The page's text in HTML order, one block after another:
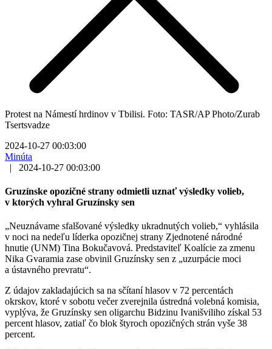
Protest na Námestí hrdinov v Tbilisi. Foto: TASR/AP Photo/Zurab
Tsertsvadze
2024-10-27 00:03:00
Minúta
|
2024-10-27 00:03:00
Gruzínske opozičné strany odmietli uznať výsledky volieb,
v ktorých vyhral Gruzínsky sen
„Neuznávame sfalšované výsledky ukradnutých volieb,“ vyhlásila
v noci na nedeľu líderka opozičnej strany Zjednotené národné
hnutie (UNM) Tina Bokučavová. Predstaviteľ Koalície za zmenu
Nika Gvaramia zase obvinil Gruzínsky sen z „uzurpácie moci
a ústavného prevratu“.
Z údajov zakladajúcich sa na sčítaní hlasov v 72 percentách
okrskov, ktoré v sobotu večer zverejnila ústredná volebná komisia,
vyplýva, že Gruzínsky sen oligarchu Bidzinu Ivanišviliho získal 53
percent hlasov, zatiaľ čo blok štyroch opozičných strán vyše 38
percent.